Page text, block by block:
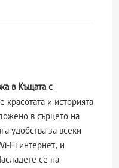
в Къщата с
красотата и историята
в сърцето на
удобства за всеки
Fi интернет, и
се на